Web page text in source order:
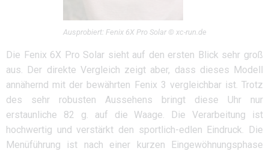
Ausprobiert: Fenix 6X Pro Solar © xc-run.de
Die Fenix 6X Pro Solar sieht auf den ersten Blick sehr groß
aus. Der direkte Vergleich zeigt aber, dass dieses Modell
annähernd mit der bewährten Fenix 3 vergleichbar ist. Trotz
des sehr robusten Aussehens bringt diese Uhr nur
erstaunliche 82 g. auf die Waage. Die Verarbeitung ist
hochwertig und verstärkt den sportlich-edlen Eindruck. Die
Menüführung ist nach einer kurzen Eingewöhnungsphase